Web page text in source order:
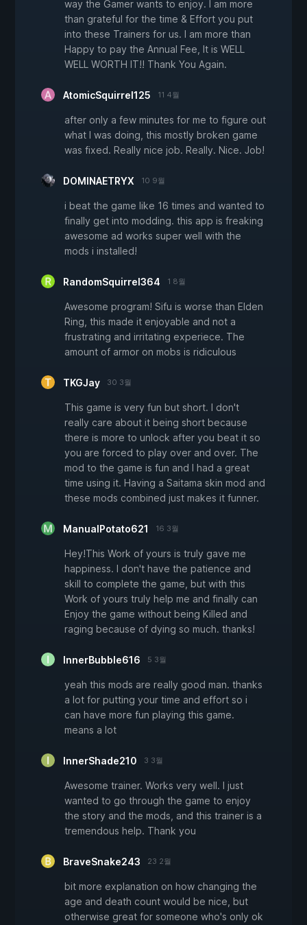
way the Gamer wants to enjoy. I am more
than grateful for the time & Effort you put
into these Trainers for us. I am more than
Happy to pay the Annual Fee, It is WELL
WELL WORTH IT!! Thank You Again.
AtomicSquirrel125 11 4월
after only a few minutes for me to figure out
what I was doing, this mostly broken game
was fixed. Really nice job. Really. Nice. Job!
DOMINAETRYX 10 9월
i beat the game like 16 times and wanted to
finally get into modding. this app is freaking
awesome ad works super well with the
mods i installed!
RandomSquirrel364 1 8월
Awesome program! Sifu is worse than Elden
Ring, this made it enjoyable and not a
frustrating and irritating experiece. The
amount of armor on mobs is ridiculous
TKGJay 30 3월
This game is very fun but short. I don't
really care about it being short because
there is more to unlock after you beat it so
you are forced to play over and over. The
mod to the game is fun and I had a great
time using it. Having a Saitama skin mod and
these mods combined just makes it funner.
ManualPotato621 16 3월
Hey!This Work of yours is truly gave me
happiness. I don't have the patience and
skill to complete the game, but with this
Work of yours truly help me and finally can
Enjoy the game without being Killed and
raging because of dying so much. thanks!
InnerBubble616 5 3월
yeah this mods are really good man. thanks
a lot for putting your time and effort so i
can have more fun playing this game.
means a lot
InnerShade210 3 3월
Awesome trainer. Works very well. I just
wanted to go through the game to enjoy
the story and the mods, and this trainer is a
tremendous help. Thank you
BraveSnake243 23 2월
bit more explanation on how changing the
age and death count would be nice, but
otherwise great for someone who's only ok